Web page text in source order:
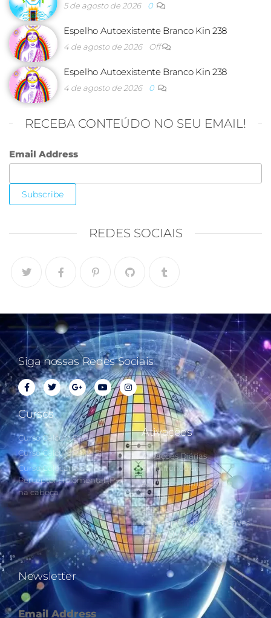
5 de agosto de 2026 0
Espelho Autoexistente Branco Kin 238
4 de agosto de 2026 Off
Espelho Autoexistente Branco Kin 238
4 de agosto de 2026 0
RECEBA CONTEÚDO NO SEU EMAIL!
Email Address
REDES SOCIAIS
Siga nossas Redes Sociais
Cursos
Curso Cálculo Parte 1
Curso Cálculo Parte 2
Curso Colocando o
Perceptor Holomental (PH)
na cabeça
Ativações
Ativações Diárias
Synchronotron
Ativações Diárias Lei do
Tempo
Estudos Postulados da Lei
do Tempo e das 260 Chaves
do Synchronotron
Newsletter
Email Address